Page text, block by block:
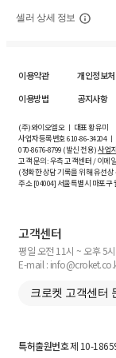
셀러 상세 정보
이용약관 개인정보
이용방법
공지사항
(주)와이오엘오 ㅣ 대표 황유미
사업자등록번호610-86-34204ㅣ
070-8676-8799 (발신 전용)사업
고객 문의: 우측 고객센터 / 이메
(정확한 상담 기록을 위해 유선
주소 [04004] 서울특별시 마포구
고객센터
평일 오전 11시 ~ 오후 5
E-mail :
크로켓 고객센터
특허출원번호제 10-